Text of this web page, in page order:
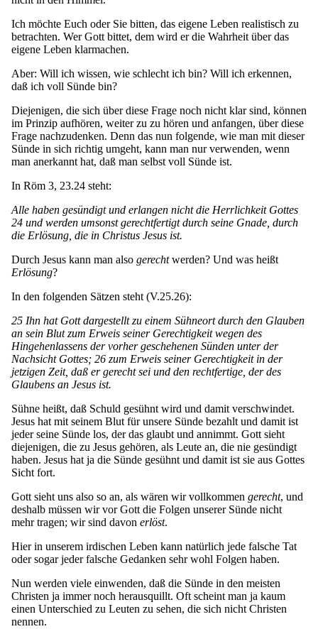
Ich möchte Euch oder Sie bitten, das eigene Leben realistisch zu
betrachten. Wer Gott bittet, dem wird er die Wahrheit über das
eigene Leben klarmachen.
Aber: Will ich wissen, wie schlecht ich bin? Will ich erkennen,
daß ich voll Sünde bin?
Diejenigen, die sich über diese Frage noch nicht klar sind, können
im Prinzip aufhören, weiter zu zu hören und anfangen, über diese
Frage nachzudenken. Denn das nun folgende, wie man mit dieser
Sünde in sich richtig umgeht, kann man nur verwenden, wenn
man anerkannt hat, daß man selbst voll Sünde ist.
In Röm 3, 23.24 steht:
Alle haben gesündigt und erlangen nicht die Herrlichkeit Gottes
24 und werden umsonst gerechtfertigt durch seine Gnade, durch
die Erlösung, die in Christus Jesus ist.
Durch Jesus kann man also gerechtwerden? Und was heißt
Erlösung?
In den folgenden Sätzen steht (V.25.26):
25 Ihn hat Gott dargestellt zu einem Sühneort durch den Glauben
an sein Blut zum Erweis seiner Gerechtigkeit wegen des
Hingehenlassens der vorher geschehenen Sünden unter der
Nachsicht Gottes; 26 zum Erweis seiner Gerechtigkeit in der
jetzigen Zeit, daß er gerecht sei und den rechtfertige, der des
Glaubens an Jesus ist.
Sühne heißt, daß Schuld gesühnt wird und damit verschwindet.
Jesus hat mit seinem Blut für unsere Sünde bezahlt und damit ist
jeder seine Sünde los, der das glaubt und annimmt. Gott sieht
diejenigen, die zu Jesus gehören, als Leute an, die nie gesündigt
haben. Jesus hat ja die Sünde gesühnt und damit ist sie aus Gottes
Sicht fort.
Gott sieht uns also so an, als wären wir vollkommen gerecht, und
deshalb müssen wir vor Gott die Folgen unserer Sünde nicht
mehr tragen; wir sind davon erlöst.
Hier in unserem irdischen Leben kann natürlich jede falsche Tat
oder sogar jeder falsche Gedanken sehr wohl Folgen haben.
Nun werden viele einwenden, daß die Sünde in den meisten
Christen ja immer noch herausquillt. Oft scheint man ja kaum
einen Unterschied zu Leuten zu sehen, die sich nicht Christen
nennen.